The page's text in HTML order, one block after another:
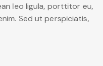
leo ligula, porttitor eu,
Sed ut perspiciatis,